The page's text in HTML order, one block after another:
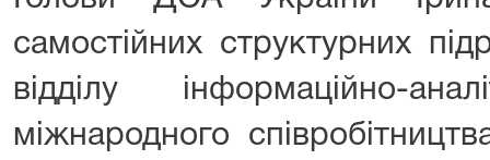
самостійних структурних
відділу інформаційно-
міжнародного